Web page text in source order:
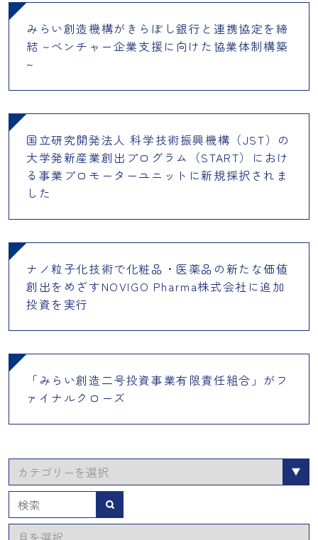
みらい創造機構がきらぼし銀行と連携協定を締
結 ~ベンチャー企業支援に向けた協業体制構築
~
国立研究開発法人 科学技術振興機構（JST）の
大学発新産業創出プログラム（START）におけ
る事業プロモーターユニットに新規採択されま
した
ナノ粒子化技術で化粧品・医薬品の新たな価値
創出をめざすNOVIGO Pharma株式会社に追加
投資を実行
「みらい創造二号投資事業有限責任組合」がフ
ァイナルクローズ
カ
テ
ゴ
リ